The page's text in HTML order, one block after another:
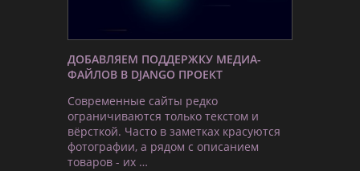
ДОБАВЛЯЕМ ПОДДЕРЖКУ МЕДИА-
ФАЙЛОВ В DJANGO ПРОЕКТ
Современные сайты редко
ограничиваются только текстом и
вёрсткой. Часто в заметках красуются
фотографии, а рядом с описанием
товаров - их …